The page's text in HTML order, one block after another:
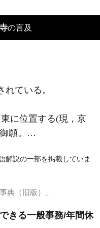
の言及
ている。
に位置する(現，京
願。…
解説の一部を掲載していま
典（旧版）」
きる一般事務/年間休